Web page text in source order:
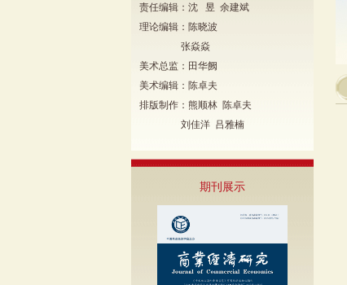
责任编辑：沈 昱 余建斌
理论编辑：陈晓波
张焱焱
美术总监：田华阙
美术编辑：陈卓夫
排版制作：熊顺林 陈卓夫
刘佳洋 吕雅楠
期刊展示